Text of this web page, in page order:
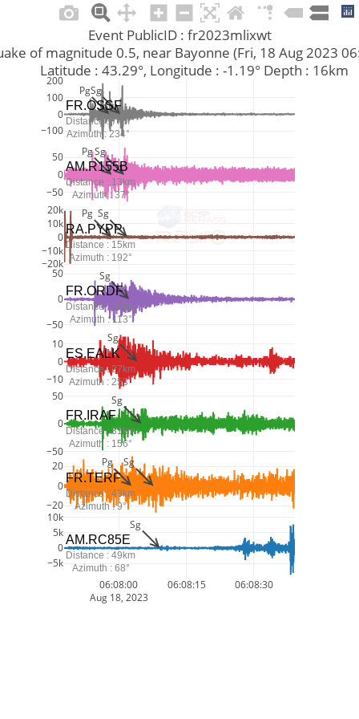
06:08:00
Aug 18, 2023
06:08:15 06:08:30
−5k
0
5k
10k
−20
0
20
−50
0
50
−10
0
10
−50
0
50
−20k
−10k
0
10k
20k
−50
0
50
−100
0
100
200
Event PublicID : fr2023mlixwt
of magnitude 0.5, near Bayonne (Fri, 18 Aug 2023
         Latitude : 43.29°, Longitude : -1.19° Depth : 16km
Sg
Pg Sg
Sg
Sg
Sg
Pg Sg
PgSg
PgSg
AM.RC85E
Distance : 49km
Azimuth : 68°
FR.TERF
Distance : 43km
Azimuth : 9°
FR.IRAF
Distance : 31km
Azimuth : 156°
ES.EALK
Distance : 27km
Azimuth : 253°
FR.ORDF
Distance : 23km
Azimuth : 113°
RA.PYPP
Distance : 15km
Azimuth : 192°
AM.R155B
Distance : 13km
Azimuth : 37°
FR.OSSF
Distance : 7km
Azimuth : 234°